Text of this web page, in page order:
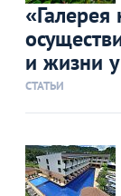
и жизни
СТАТЬИ